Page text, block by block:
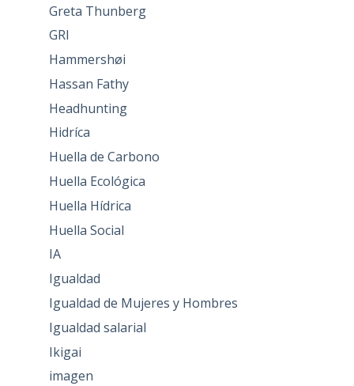
Greta Thunberg
GRI
Hammershøi
Hassan Fathy
Headhunting
Hidríca
Huella de Carbono
Huella Ecológica
Huella Hídrica
Huella Social
IA
Igualdad
Igualdad de Mujeres y Hombres
Igualdad salarial
Ikigai
imagen